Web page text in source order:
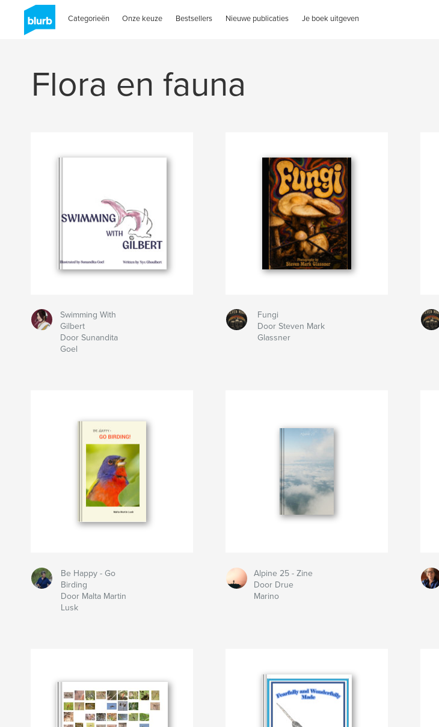
Categorieën Onze keuze Bestsellers Nieuwe publicaties Je boek uitgeven
Flora en fauna
Swimming With
Gilbert
Door Sunandita
Goel
Fungi
Door Steven Mark
Glassner
Be Happy - Go
Birding
Door Malta Martin
Lusk
Alpine 25 - Zine
Door Drue
Marino